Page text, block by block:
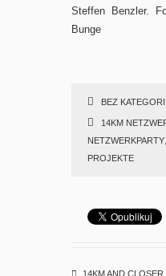
Steffen Benzler.
Bunge
BEZ KATEGORII
14KM
NETZWERKPARTY,
PROJEKTE
14KM AND